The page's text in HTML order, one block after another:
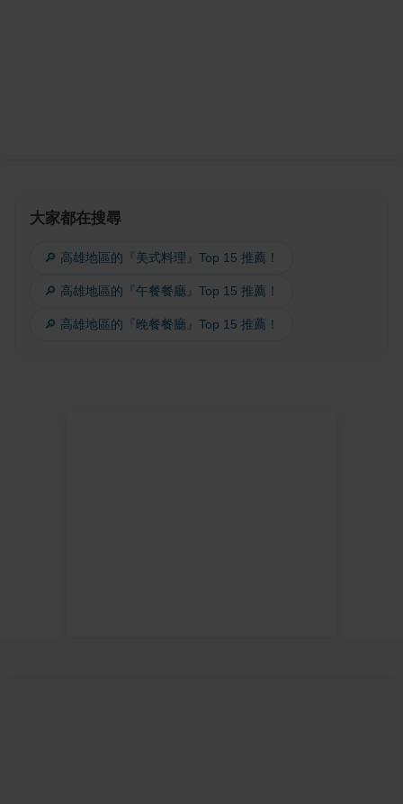
大家都在搜尋
🔎 高雄地區的『美式料理』Top 15 推薦！
🔎 高雄地區的『午餐餐廳』Top 15 推薦！
🔎 高雄地區的『晚餐餐廳』Top 15 推薦！